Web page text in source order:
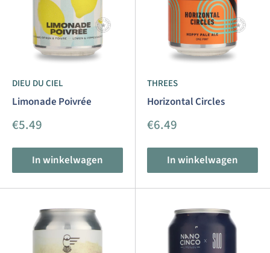
DIEU DU CIEL
Limonade Poivrée
Aanbiedingsprijs
€5.49
In winkelwagen
THREES
Horizontal Circles
Aanbiedingsprijs
€6.49
In winkelwagen